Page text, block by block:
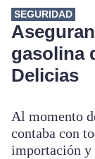
SEGURIDAD
gasolina
Delicias
Al momento
contaba con
importación y